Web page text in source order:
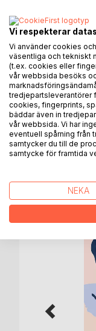
lyckan,
Boken
som
Vi respekterar
Vi använder cookies
väsentliga och tekniskt
(t.ex. cookies eller
vår webbsida besöks
tredjepartsleverantörer
cookies, fingerprints,
bäddar även in
vår webbsida. Vi har
eventuell spårning från
samtycker du till de
samtycke för framtida
NEKA